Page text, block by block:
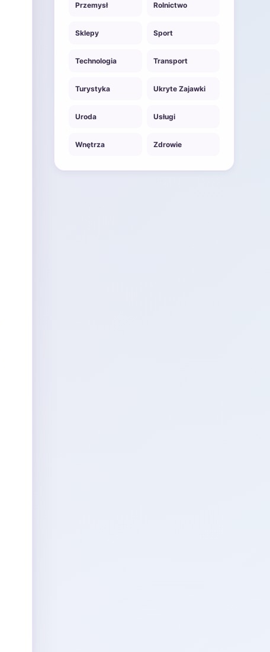
Przemysł Rolnictwo
Sklepy Sport
Technologia Transport
Turystyka Ukryte Zajawki
Uroda Usługi
Wnętrza Zdrowie